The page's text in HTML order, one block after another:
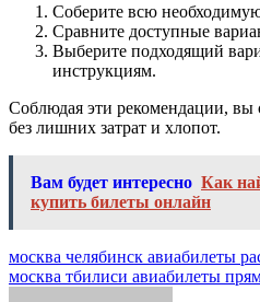
Соберите всю
Сравните доступные
Выберите подходящий
инструкциям.
Соблюдая эти рекомендации, вы
без лишних затрат и хлопот.
Вам будет интересно Как
купить билеты онлайн
Навигация
по
москва челябинск авиабилеты
москва тбилиси авиабилеты